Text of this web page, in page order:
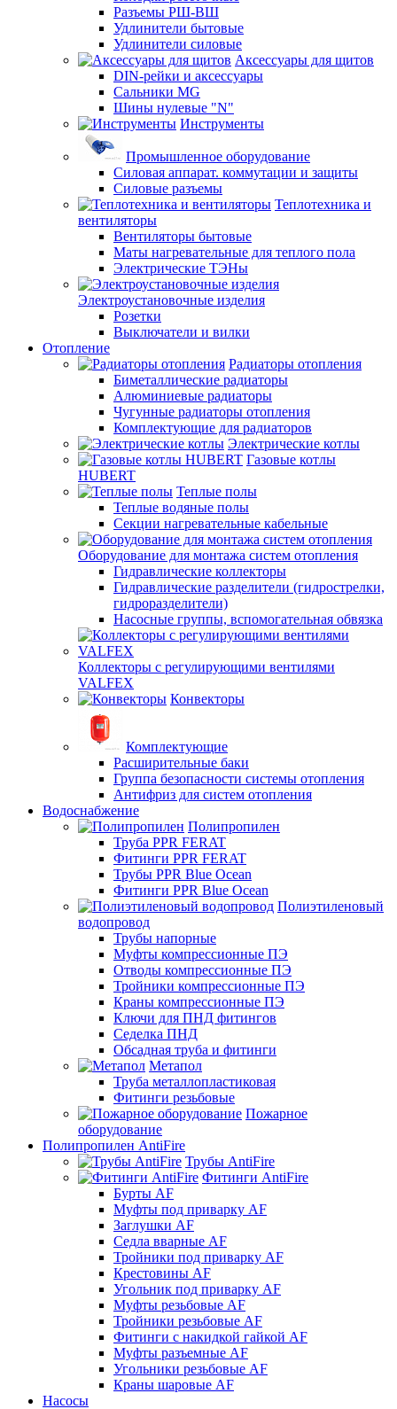
Разъемы РШ-ВШ
Удлинители бытовые
Удлинители силовые
Аксессуары для щитов
DIN-рейки и аксессуары
Сальники MG
Шины нулевые "N"
Инструменты
Промышленное оборудование
Силовая аппарат. коммутации и защиты
Силовые разъемы
Теплотехника и
вентиляторы
Вентиляторы бытовые
Маты нагревательные для теплого пола
Электрические ТЭНы
Электроустановочные изделия
Розетки
Выключатели и вилки
Отопление
Радиаторы отопления
Биметаллические радиаторы
Алюминиевые радиаторы
Чугунные радиаторы отопления
Комплектующие для радиаторов
Электрические котлы
Газовые котлы
HUBERT
Теплые полы
Теплые водяные полы
Секции нагревательные кабельные
Оборудование для монтажа систем отопления
Гидравлические коллекторы
Гидравлические разделители (гидрострелки,
гидроразделители)
Насосные группы, вспомогательная обвязка
Коллекторы с регулирующими вентилями
VALFEX
Конвекторы
Комплектующие
Расширительные баки
Группа безопасности системы отопления
Антифриз для систем отопления
Водоснабжение
Полипропилен
Труба PPR FERAT
Фитинги PPR FERAT
Трубы PPR Blue Ocean
Фитинги PPR Blue Ocean
Полиэтиленовый
водопровод
Трубы напорные
Муфты компрессионные ПЭ
Отводы компрессионные ПЭ
Тройники компрессионные ПЭ
Краны компрессионные ПЭ
Ключи для ПНД фитингов
Седелка ПНД
Обсадная труба и фитинги
Метапол
Труба металлопластиковая
Фитинги резьбовые
Пожарное
оборудование
Полипропилен AntiFire
Трубы AntiFire
Фитинги AntiFire
Бурты AF
Муфты под приварку AF
Заглушки AF
Седла вварные AF
Тройники под приварку AF
Крестовины AF
Угольник под приварку AF
Муфты резьбовые AF
Тройники резьбовые AF
Фитинги с накидкой гайкой AF
Муфты разъемные AF
Угольники резьбовые AF
Краны шаровые AF
Насосы